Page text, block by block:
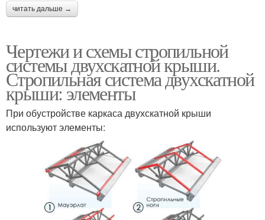
читать дальше →
Чертежи и схемы стропильной
системы двухскатной крыши.
Стропильная система двухскатной
крыши: элементы
При обустройстве каркаса двухскатной крыши
используют элементы: